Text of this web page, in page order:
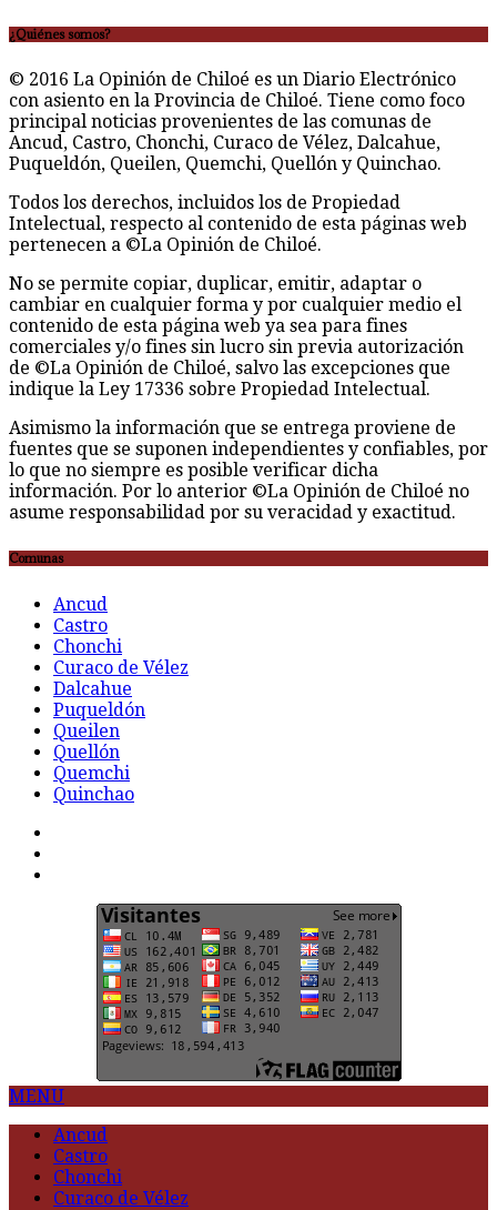
¿Quiénes somos?
© 2016 La Opinión de Chiloé es un Diario Electrónico
con asiento en la Provincia de Chiloé. Tiene como foco
principal noticias provenientes de las comunas de
Ancud, Castro, Chonchi, Curaco de Vélez, Dalcahue,
Puqueldón, Queilen, Quemchi, Quellón y Quinchao.
Todos los derechos, incluidos los de Propiedad
Intelectual, respecto al contenido de esta páginas web
pertenecen a ©La Opinión de Chiloé.
No se permite copiar, duplicar, emitir, adaptar o
cambiar en cualquier forma y por cualquier medio el
contenido de esta página web ya sea para fines
comerciales y/o fines sin lucro sin previa autorización
de ©La Opinión de Chiloé, salvo las excepciones que
indique la Ley 17336 sobre Propiedad Intelectual.
Asimismo la información que se entrega proviene de
fuentes que se suponen independientes y confiables, por
lo que no siempre es posible verificar dicha
información. Por lo anterior ©La Opinión de Chiloé no
asume responsabilidad por su veracidad y exactitud.
Comunas
Ancud
Castro
Chonchi
Curaco de Vélez
Dalcahue
Puqueldón
Queilen
Quellón
Quemchi
Quinchao
MENU
Ancud
Castro
Chonchi
Curaco de Vélez